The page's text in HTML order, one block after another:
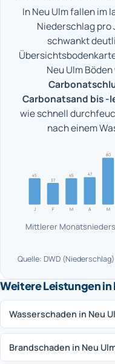
In Neu Ulm fallen im
Niederschlag pro
schwankt
Neu Ulm
Carbonatsand bis -
wie schnell
nach einem
J
45
F
37
M
45
A
47
M
80
Mittlerer
Quelle: DWD
Weitere Leistungen in
Wasserschaden in Neu
Brandschaden in Neu